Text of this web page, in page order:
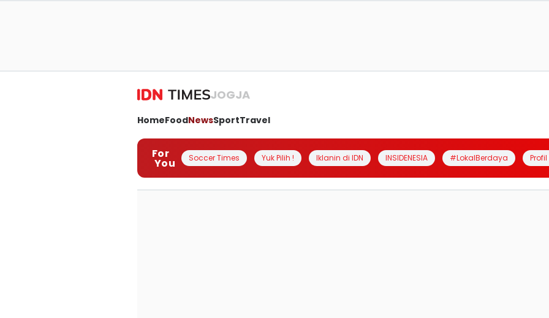
JOGJA
HomeFoodNewsSportTravel
For
You Soccer Times Yuk Pilih ! Iklanin di IDN INSIDENESIA #LokalBerdaya